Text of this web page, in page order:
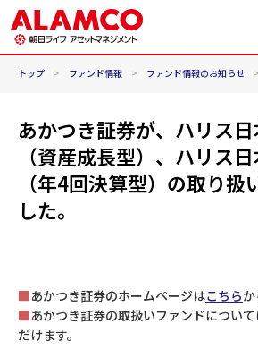
トップ > ファンド情報 > ファンド情報のお知らせ >
あかつき証券が、ハリス
（資産成長型）、ハリス
（年4回決算型）の取り扱
した。
■あかつき証券のホームページはこちらか
■あかつき証券の取扱いファンドについ
だけます。